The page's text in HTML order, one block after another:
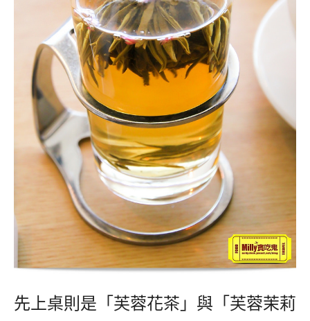
先上桌則是「芙蓉花茶」與「芙蓉茉莉